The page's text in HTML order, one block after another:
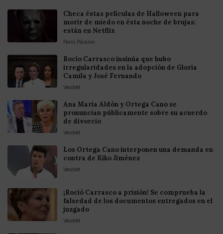
Checa éstas películas de Halloween para
morir de miedo en ésta noche de brujas:
están en Netflix
Perro Páramo
Rocío Carrasco insinúa que hubo
irregularidades en la adopción de Gloria
Camila y José Fernando
VecoVet
Ana María Aldón y Ortega Cano se
pronuncian públicamente sobre su acuerdo
de divorcio
VecoVet
Los Ortega Cano interponen una demanda en
contra de Kiko Jiménez
VecoVet
¡Roció Carrasco a prisión! Se comprueba la
falsedad de los documentos entregados en el
juzgado
VecoVet